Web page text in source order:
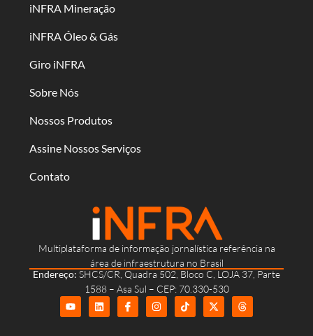
Multiplataforma de informação jornalística referência na
área de infraestrutura no Brasil
Endereço: SHCS/CR, Quadra 502, Bloco C, LOJA 37, Parte
1588 – Asa Sul – CEP: 70.330-530
iNFRA Mineração
iNFRA Óleo & Gás
Giro iNFRA
Sobre Nós
Nossos Produtos
Assine Nossos Serviços
Contato